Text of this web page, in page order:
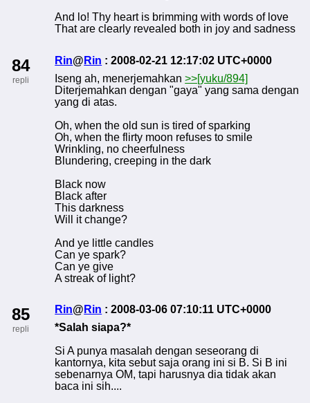
And lo! Thy heart is brimming with words of love
That are clearly revealed both in joy and sadness
84
repli
Rin@ Rin : 2008-02-21 12:17:02 UTC+0000
Iseng ah, menerjemahkan>>[yuku/894]
Diterjemahkan dengan "gaya" yang sama dengan
yang di atas.
Oh, when the old sun is tired of sparking
Oh, when the flirty moon refuses to smile
Wrinkling, no cheerfulness
Blundering, creeping in the dark
Black now
Black after
This darkness
Will it change?
And ye little candles
Can ye spark?
Can ye give
A streak of light?
85
repli
Rin@ Rin : 2008-03-06 07:10:11 UTC+0000
*Salah siapa?*
Si A punya masalah dengan seseorang di
kantornya, kita sebut saja orang ini si B. Si B ini
sebenarnya OM, tapi harusnya dia tidak akan
baca ini sih....